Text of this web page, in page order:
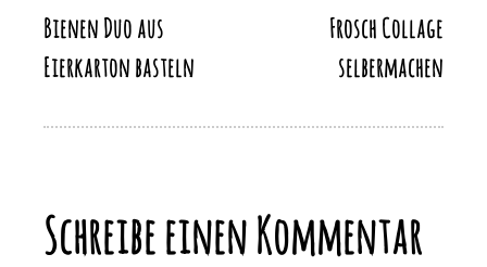
Bienen Duo aus
Eierkarton basteln
Frosch Collage
selbermachen
Schreibe einen Kommentar